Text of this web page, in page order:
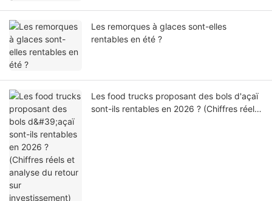
Les remorques à glaces sont-elles
rentables en été ?
Les food trucks proposant des bols d'açaï
sont-ils rentables en 2026 ? (Chiffres réels